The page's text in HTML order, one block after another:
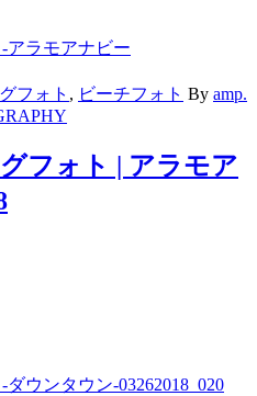
フォト , ビーチフォト By amp.
フォト | アラモア